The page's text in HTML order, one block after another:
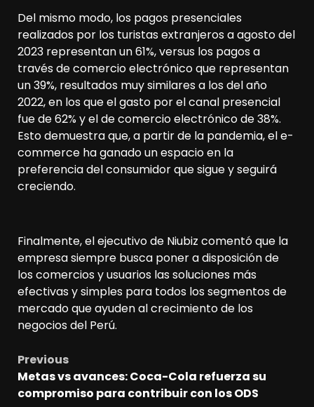
Del mismo modo, los pagos presenciales
realizados por los turistas extranjeros a agosto del
2023 representan un 61%, versus los pagos a
través de comercio electrónico que representan
un 39%, resultados muy similares a los del año
2022, en los que el gasto por el canal presencial
fue de 62% y el de comercio electrónico de 38%.
Esto demuestra que, a partir de la pandemia, el e-
commerce ha ganado un espacio en la
preferencia del consumidor que sigue y seguirá
creciendo.
Finalmente, el ejecutivo de Niubiz comentó que la
empresa siempre busca poner a disposición de
los comercios y usuarios las soluciones más
efectivas y simples para todos los segmentos de
mercado que ayuden al crecimiento de los
negocios del Perú.
Post
navigation
Previous
Metas vs avances: Coca-Cola refuerza su
compromiso para contribuir con los ODS